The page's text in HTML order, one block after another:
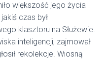
większość jego życia
czas był
klasztoru na Służewie.
inteligencji, zajmował
rekolekcje. Wiosną